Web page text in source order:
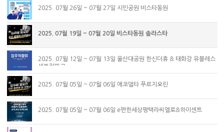
2025. 07월 26일 ~ 07월 27일 시민공원 비스타동원
2025. 07월 19일 ~ 07월 20일 비스타동원 솔라스타
2025. 07월 12일 ~ 07월 13일 울산대공원 한신더휴 & 태화강 유블레스
센트럴파크
2025. 07월 05일 ~ 07월 06일 에코델타 푸르지오린
2025. 07월 05일 ~ 07월 06일 e편한세상평택라씨엘로&하이센트